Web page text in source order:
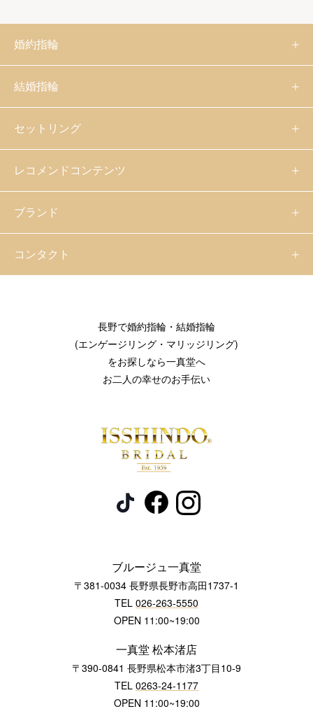
婚約指輪
結婚指輪
セットリング
レコメンドコンテンツ
ブランド
コンタクト
長野で婚約指輪・結婚指輪
(エンゲージリング・マリッジリング)
をお探しなら一真堂へ
お二人の幸せのお手伝い
ブルージュ一真堂
〒381-0034 長野県長野市高田1737-1
TEL 026-263-5550
OPEN 11:00~19:00
一真堂 松本渚店
〒390-0841 長野県松本市渚3丁目10-9
TEL 0263-24-1177
OPEN 11:00~19:00